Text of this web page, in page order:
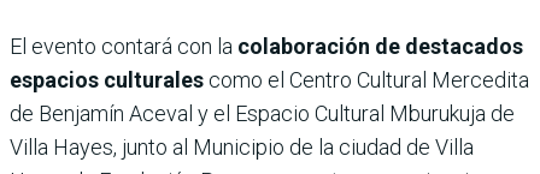
El evento contará con la colaboración de destacados
espacios culturales como el Centro Cultural Mercedita
de Benjamín Aceval y el Espacio Cultural Mburukuja de
Villa Hayes, junto al Municipio de la ciudad de Villa